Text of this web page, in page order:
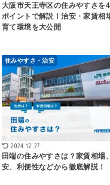
大阪市天王寺区の住みやすさを
ポイントで解説！治安・家賃相
育て環境を大公開
住みやすさ・治安
2024.12.27
田端の住みやすさは？家賃相場
安、利便性などから徹底解説！